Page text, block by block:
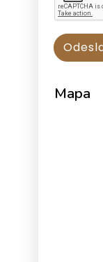
Mapa